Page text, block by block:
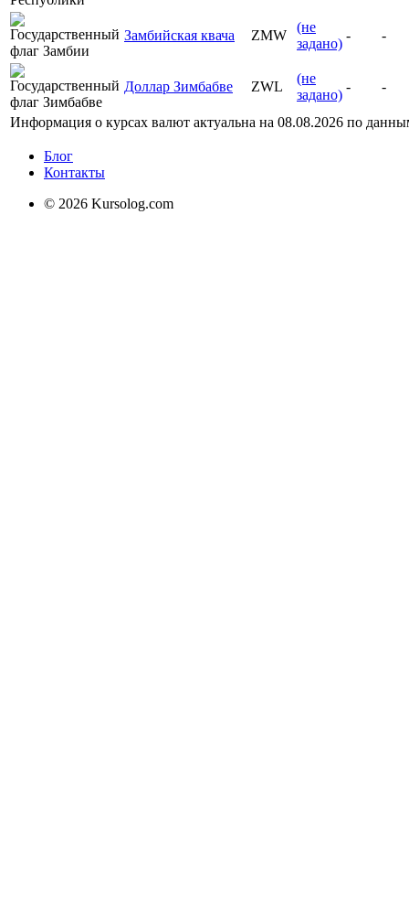
Замбийская квача ZMW
(не
задано)
- -
Доллар Зимбабве ZWL
(не
задано)
- -
Информация о курсах валют актуальна на 08.08.2026 по
Блог
Контакты
© 2026 Kursolog.com